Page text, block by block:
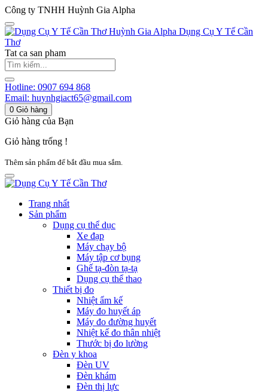
Công ty TNHH Huỳnh Gia Alpha
Huỳnh Gia Alpha Dụng Cụ Y Tế Cần
Thơ
Tat ca san pham
Hotline: 0907 694 868
Email: huynhgiact65@gmail.com
0 Giỏ hàng
Giỏ hàng của Bạn
Giỏ hàng trống !
Thêm sản phẩm để bắt đầu mua sắm.
Trang nhất
Sản phẩm
Dụng cụ thể dục
Xe đạp
Máy chạy bộ
Máy tập cơ bụng
Ghế tạ-đòn tạ-tạ
Dụng cụ thể thao
Thiết bị đo
Nhiệt ẩm kế
Máy đo huyết áp
Máy đo đường huyết
Nhiệt kế đo thân nhiệt
Thước bị đo lường
Đèn y khoa
Đèn UV
Đèn khám
Đèn thị lực